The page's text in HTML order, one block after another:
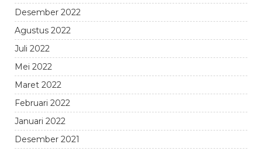
Desember 2022
Agustus 2022
Juli 2022
Mei 2022
Maret 2022
Februari 2022
Januari 2022
Desember 2021